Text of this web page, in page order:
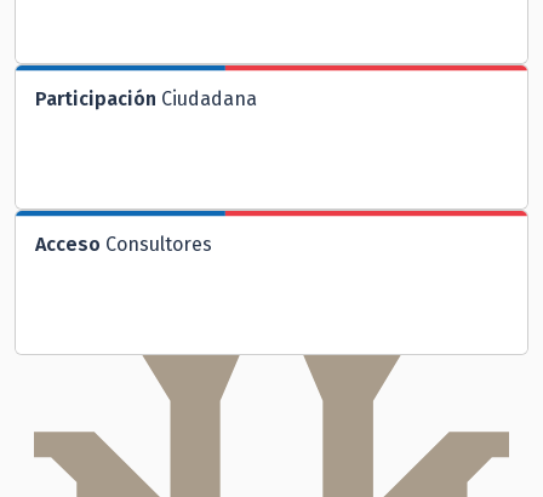
Participación Ciudadana
Acceso Consultores